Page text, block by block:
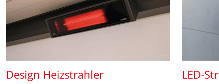
Design Heizstrahler LED-